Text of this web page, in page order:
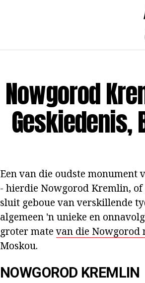
Nowgorod
Geskiedenis,
Een van die oudste monument
- hierdie Nowgorod Kremlin,
sluit geboue van verskillende
algemeen 'n unieke en
groter matevan die Nowgorod
Moskou.
NOWGOROD KREMLIN